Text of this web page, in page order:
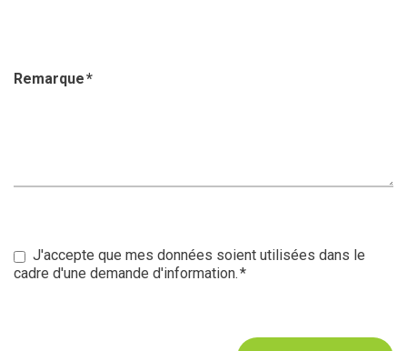
Remarque
J'accepte que mes données soient utilisées dans le
cadre d'une demande d'information.